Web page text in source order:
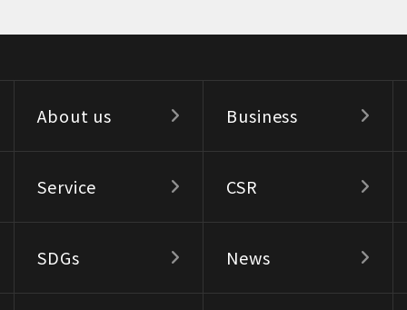
About us Business
Service CSR
SDGs News